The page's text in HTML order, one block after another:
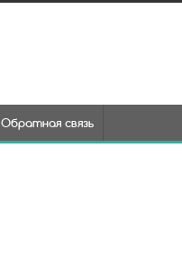
Обратная связь